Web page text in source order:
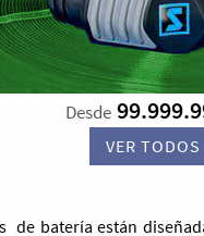
Desde
VER
de batería están